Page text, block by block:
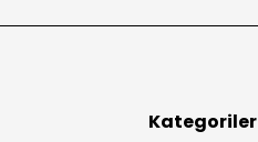
Kategoriler